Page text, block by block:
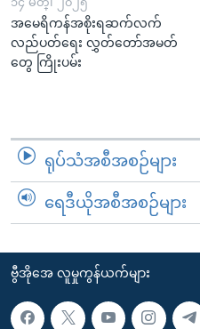
အမေရိကန်အစိုးရဆက်လက်
လည်ပတ်ရေး လွှတ်တော်အမတ်
တွေ ကြိုးပမ်း
ရုပ်သံအစီအစဉ်များ
ရေဒီယိုအစီအစဉ်များ
ဗွီအိုအေ လူမှုကွန်ယက်များ